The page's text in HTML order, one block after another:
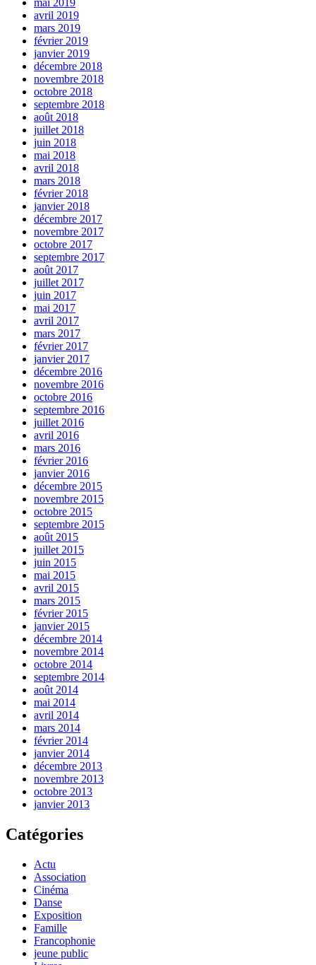
mai 2019
avril 2019
mars 2019
février 2019
janvier 2019
décembre 2018
novembre 2018
octobre 2018
septembre 2018
août 2018
juillet 2018
juin 2018
mai 2018
avril 2018
mars 2018
février 2018
janvier 2018
décembre 2017
novembre 2017
octobre 2017
septembre 2017
août 2017
juillet 2017
juin 2017
mai 2017
avril 2017
mars 2017
février 2017
janvier 2017
décembre 2016
novembre 2016
octobre 2016
septembre 2016
juillet 2016
avril 2016
mars 2016
février 2016
janvier 2016
décembre 2015
novembre 2015
octobre 2015
septembre 2015
août 2015
juillet 2015
juin 2015
mai 2015
avril 2015
mars 2015
février 2015
janvier 2015
décembre 2014
novembre 2014
octobre 2014
septembre 2014
août 2014
mai 2014
avril 2014
mars 2014
février 2014
janvier 2014
décembre 2013
novembre 2013
octobre 2013
janvier 2013
Catégories
Actu
Association
Cinéma
Danse
Exposition
Famille
Francophonie
jeune public